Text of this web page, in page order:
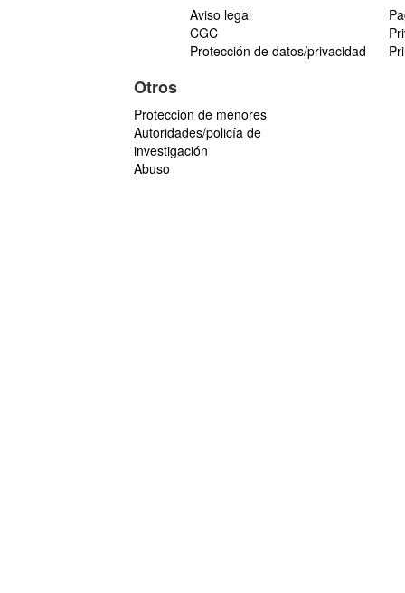
Aviso legal
CGC
Protección de datos/privacidad
Otros
Protección de menores
Autoridades/policía de
investigación
Abuso